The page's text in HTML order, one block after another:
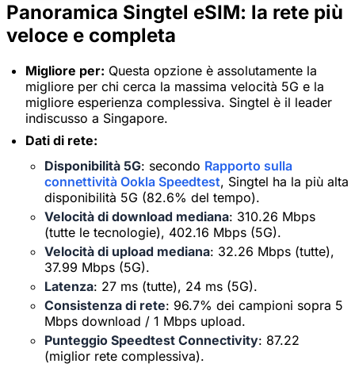
Panoramica Singtel eSIM: la rete più
veloce e completa
Migliore per: Questa opzione è assolutamente la
migliore per chi cerca la massima velocità 5G e la
migliore esperienza complessiva. Singtel è il leader
indiscusso a Singapore.
Dati di rete:
Disponibilità 5G: secondo Rapporto sulla
connettività Ookla Speedtest, Singtel ha la più alta
disponibilità 5G (82.6% del tempo).
Velocità di download mediana: 310.26 Mbps
(tutte le tecnologie), 402.16 Mbps (5G).
Velocità di upload mediana: 32.26 Mbps (tutte),
37.99 Mbps (5G).
Latenza: 27 ms (tutte), 24 ms (5G).
Consistenza di rete: 96.7% dei campioni sopra 5
Mbps download / 1 Mbps upload.
Punteggio Speedtest Connectivity: 87.22
(miglior rete complessiva).